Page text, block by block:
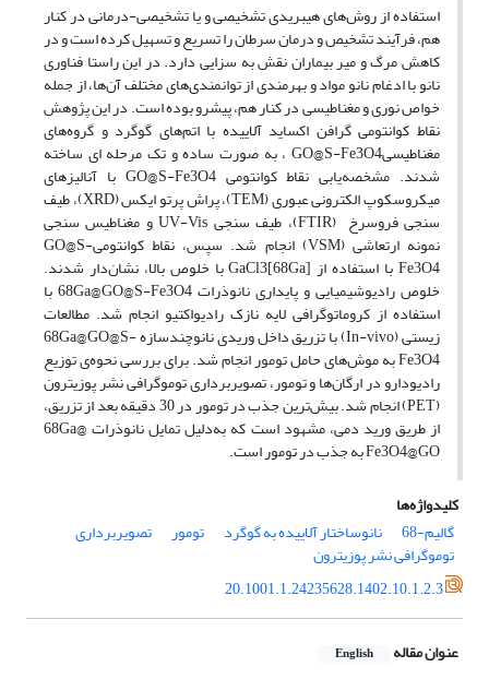
استفاده از روش‌های هیبریدی تشخیصی و یا تشخیصی-درمانی در کنار
هم، فرآیند تشخیص و درمان سرطان را تسریع و تسهیل کرده است و در
کاهش مرگ و میر بیماران نقش به سزایی دارد. در این راستا فناوری
نانو با ادغام نانو مواد و بهرمندی از توانمندی‌های مختلف آن‌ها، از جمله
خواص نوری و مغناطیسی در کنار هم، پیشرو بوده است. در این پژوهش
نقاط کوانتومی گرافن اکساید آلاییده با اتم‌های گوگرد و گروه‌های
مغناطیسیGO@S-Fe3O4 ، به صورت ساده و تک مرحله ای ساخته
شدند. مشخصه‌یابی نقاط کوانتومی GO@S-Fe3O4 با آنالیزهای
میکروسکوپ الکترونی عبوری (TEM)، پراش پرتو ایکس (XRD)، طیف
سنجی فروسرخ (FTIR)، طیف سنجی UV-Vis و مغناطیس سنجی
نمونه ارتعاشی (VSM) انجام شد. سپس، نقاط کوانتومیGO@S-
Fe3O4 با استفاده از [68Ga]GaCl3 با خلوص بالا، نشان‌دار شدند.
خلوص رادیوشیمیایی و پایداری نانوذرات 68Ga@GO@S-Fe3O4 با
استفاده از کروماتوگرافی لایه نازک رادیواکتیو انجام شد. مطالعات
زیستی (In-vivo) با تزریق داخل وریدی نانوچندسازه 68Ga@GO@S-
Fe3O4 به موش‌های حامل تومور انجام شد. برای بررسی نحوه‌ی توزیع
رادیو‌دارو در ارگان‌ها و تومور، تصویربرداری توموگرافی نشر پوزیترون
(PET) انجام شد. بیش‌ترین جذب در تومور در 30 دقیقه بعد از تزریق،
از طریق ورید دمی، مشهود است که به‌دلیل تمایل نانوذرات 68Ga@
Fe3O4@GO به جذب در تومور است.
کلیدواژه‌ها
گالیم-68
نانوساختار آلاییده به گوگرد تومور تصویربرداری
توموگرافی نشر پوزیترون
20.1001.1.24235628.1402.10.1.2.3
عنوان مقاله English